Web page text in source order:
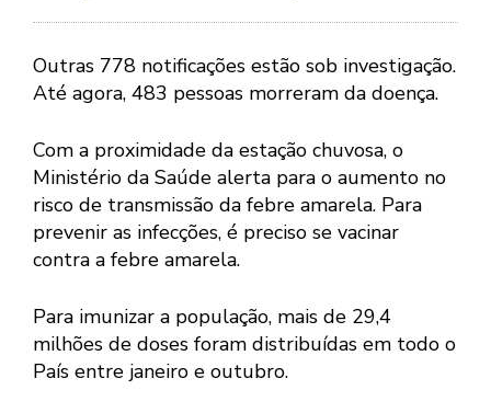
Outras 778 notificações estão sob investigação.
Até agora, 483 pessoas morreram da doença.
Com a proximidade da estação chuvosa, o
Ministério da Saúde alerta para o aumento no
risco de transmissão da febre amarela. Para
prevenir as infecções, é preciso se vacinar
contra a febre amarela.
Para imunizar a população, mais de 29,4
milhões de doses foram distribuídas em todo o
País entre janeiro e outubro.